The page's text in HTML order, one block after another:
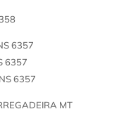
6357
6357
6357
MT